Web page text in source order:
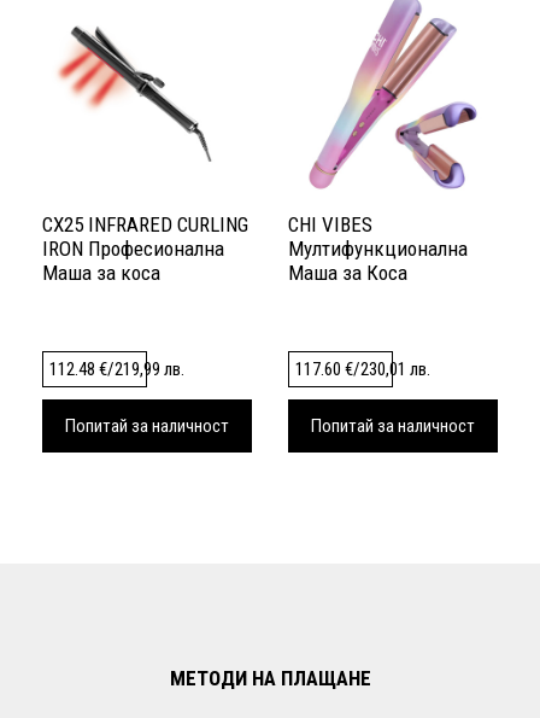
CX25 INFRARED CURLING
IRON Професионална
Маша за коса
112.48 €/219,99 лв.
Попитай за наличност
CHI VIBES
Мултифункционална
Маша за Коса
117.60 €/230,01 лв.
Попитай за наличност
МЕТОДИ НА ПЛАЩАНЕ